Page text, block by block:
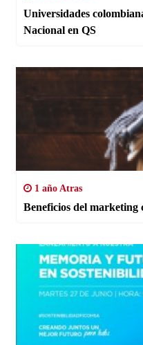
Universidades
Nacional en QS
1 año Atras
Beneficios del marketing